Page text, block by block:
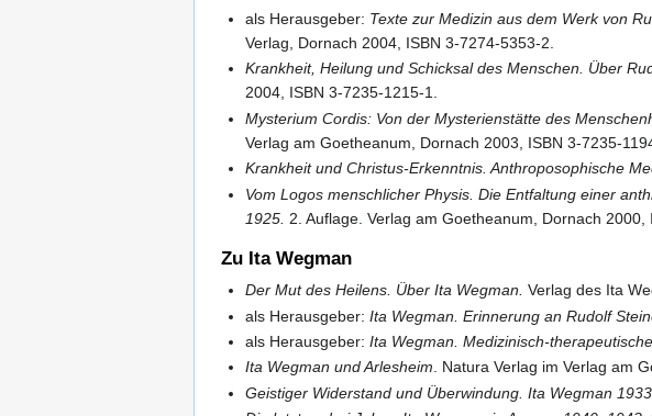
als Herausgeber: Texte zur Medizin aus dem Werk von
Verlag, Dornach 2004, ISBN 3-7274-5353-2.
Krankheit, Heilung und Schicksal des Menschen. Über
2004, ISBN 3-7235-1215-1.
Mysterium Cordis: Von der Mysterienstätte des
Verlag am Goetheanum, Dornach 2003, ISBN 3-7235-
Krankheit und Christus-Erkenntnis. Anthroposophische
Vom Logos menschlicher Physis. Die Entfaltung einer
1925. 2. Auflage. Verlag am Goetheanum, Dornach 2000,
Zu Ita Wegman
Der Mut des Heilens. Über Ita Wegman. Verlag des Ita
als Herausgeber:Ita Wegman. Erinnerung an Rudolf
als Herausgeber:Ita Wegman. Medizinisch-
Ita Wegman und Arlesheim. Natura Verlag im Verlag am
Geistiger Widerstand und Überwindung. Ita Wegman